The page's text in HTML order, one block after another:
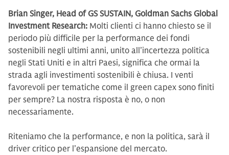
Brian Singer, Head of GS SUSTAIN, Goldman Sachs Global
Investment Research: Molti clienti ci hanno chiesto se il
periodo più difficile per la performance dei fondi
sostenibili negli ultimi anni, unito all’incertezza politica
negli Stati Uniti e in altri Paesi, significa che ormai la
strada agli investimenti sostenibili è chiusa. I venti
favorevoli per tematiche come il green capex sono finiti
per sempre? La nostra risposta è no, o non
necessariamente.
Riteniamo che la performance, e non la politica, sarà il
driver critico per l’espansione del mercato.